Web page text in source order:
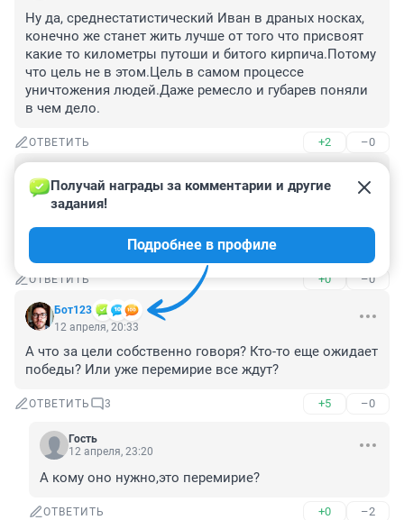
Ну да, среднестатистический Иван в драных носках,
конечно же станет жить лучше от того что присвоят
какие то километры путоши и битого кирпича.Потому
что цель не в этом.Цель в самом процессе
уничтожения людей.Даже ремесло и губарев поняли
в чем дело.
ОТВЕТИТЬ +2 –0
12 апреля, 23:10
А что дальше, цивилизованный мир разве смирится с
населеним вурдалаков. Только через марапуппа, и не
как иначе быть не может
ОТВЕТИТЬ +0 –0
Бот123
Получай награды за комментарии и другие
задания!
Подробнее в профиле
12 апреля, 20:33
А что за цели собственно говоря? Кто-то еще ожидает
победы? Или уже перемирие все ждут?
ОТВЕТИТЬ 3 +5 –0
Гость
12 апреля, 23:20
А кому оно нужно,это перемирие?
ОТВЕТИТЬ +0 –2